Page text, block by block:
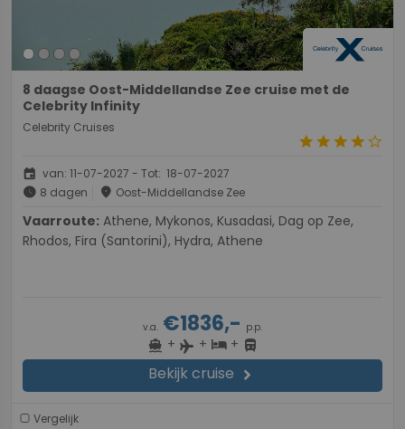
8 daagse Oost-Middellandse Zee cruise met de
Celebrity Infinity
Celebrity Cruises
starstarstarstarstar_border
event van: 11-07-2027 - Tot: 18-07-2027
schedule 8 dagen place Oost-Middellandse Zee
Vaarroute:
Rhodos, Fira (Santorini), Hydra, Athene
v.a. €1836,- p.p.
directions_boat + flight + hotel+ directions_bus
Bekijk cruise chevron_right
Vergelijk